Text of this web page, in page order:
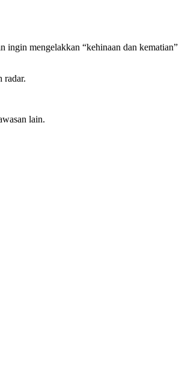
ingin mengelakkan “kehinaan dan kematian”
radar.
lain.